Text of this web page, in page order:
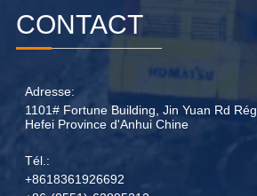
CONTACT
Adresse:
1101# Fortune Building, Jin Yuan Rd
Hefei Province d'Anhui Chine
Tél.:
+8618361926692